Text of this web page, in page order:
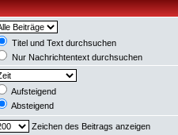
Titel und Text durchsuchen
Nur Nachrichtentext durchsuchen
Aufsteigend
Absteigend
Zeichen des Beitrags anzeigen